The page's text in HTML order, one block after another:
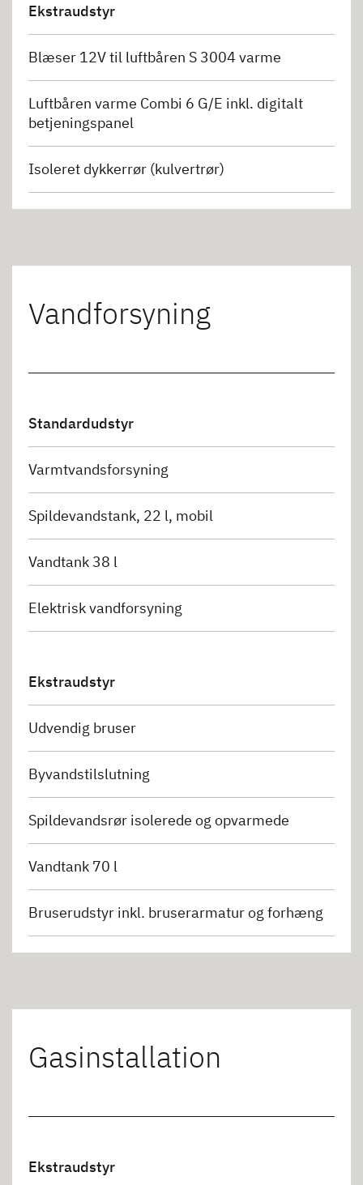
Ekstraudstyr
Blæser 12V til luftbåren S 3004 varme
Luftbåren varme Combi 6 G/E inkl. digitalt
betjeningspanel
Isoleret dykkerrør (kulvertrør)
Vandforsyning
Standardudstyr
Varmtvandsforsyning
Spildevandstank, 22 l, mobil
Vandtank 38 l
Elektrisk vandforsyning
Ekstraudstyr
Udvendig bruser
Byvandstilslutning
Spildevandsrør isolerede og opvarmede
Vandtank 70 l
Bruserudstyr inkl. bruserarmatur og forhæng
Gasinstallation
Ekstraudstyr